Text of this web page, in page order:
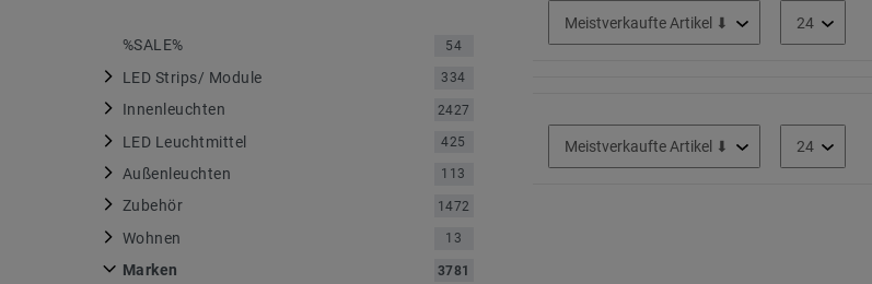
%SALE% 54
LED Strips/ Module 334
Innenleuchten 2427
LED Leuchtmittel 425
Außenleuchten 113
Zubehör 1472
Wohnen 13
Marken 3781